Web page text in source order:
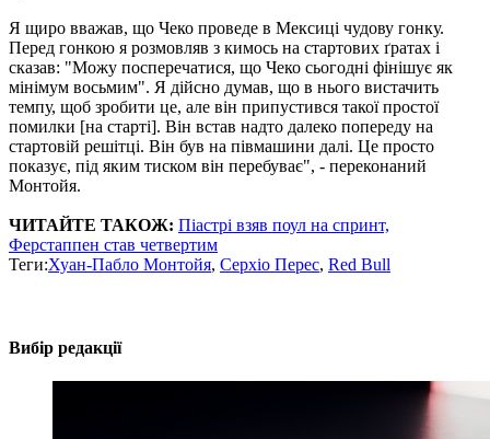
Я щиро вважав, що Чеко проведе в Мексиці чудову гонку.
Перед гонкою я розмовляв з кимось на стартових ґратах і
сказав: "Можу посперечатися, що Чеко сьогодні фінішує як
мінімум восьмим". Я дійсно думав, що в нього вистачить
темпу, щоб зробити це, але він припустився такої простої
помилки [на старті]. Він встав надто далеко попереду на
стартовій решітці. Він був на півмашини далі. Це просто
показує, під яким тиском він перебуває", - переконаний
Монтойя.
ЧИТАЙТЕ ТАКОЖ: Піастрі взяв поул на спринт,
Ферстаппен став четвертим
Теги:Хуан-Пабло Монтойя, Серхіо Перес, Red Bull
Вибір редакції